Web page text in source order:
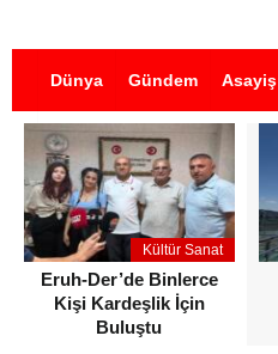
Dünya Gündem Asayiş
İş İlanları
Kültür Sanat
Eruh-Der’de Binlerce
Kişi Kardeşlik İçin
Buluştu